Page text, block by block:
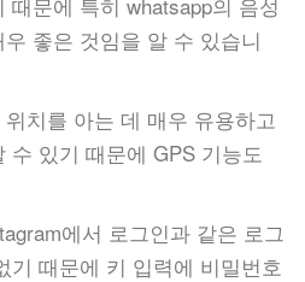
좋은 것임을 알 수 있습니
치를 아는 데 매우 유용하고
수 있기 때문에 GPS 기능도
에서 로그인과 같은 로그
기 때문에 키 입력에 비밀번호